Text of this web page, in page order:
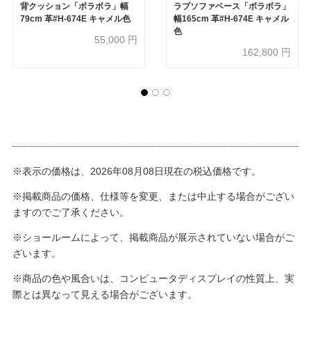
背クッション「ボラボラ」幅
79cm 革#H-674E キャメル色
55,000 円
ラブソファベース「ボラボラ」
幅165cm 革#H-674E キャメル
色
162,800 円
※表示の価格は、2026年08月08日現在の税込価格です。
※掲載商品の価格、仕様等を変更、または中止する場合がござい
ますのでご了承ください。
※ショールームによって、掲載商品が展示されていない場合がご
ざいます。
※商品の色や風合いは、コンピュータディスプレイの性質上、実
際とは異なって見える場合がございます。